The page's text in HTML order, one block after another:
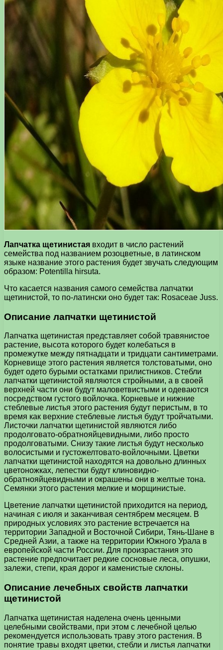
Лапчатка щетинистая входит в число растений
семейства под названием розоцветные, в латинском
языке название этого растения будет звучать следующим
образом: Potentilla hirsuta.
Что касается названия самого семейства лапчатки
щетинистой, то по-латински оно будет так: Rosaceae Juss.
Описание лапчатки щетинистой
Лапчатка щетинистая представляет собой травянистое
растение, высота которого будет колебаться в
промежутке между пятнадцати и тридцати сантиметрами.
Корневище этого растения является толстоватыми, оно
будет одето бурыми остатками прилистников. Стебли
лапчатки щетинистой являются стройными, а в своей
верхней части они будут маловетвистыми и одеваются
посредством густого войлочка. Корневые и нижние
стеблевые листья этого растения будут перистым, в то
время как верхние стеблевые листья будут тройчатыми.
Листочки лапчатки щетинистой являются либо
продолговато-обратнояйцевидными, либо просто
продолговатыми. Снизу такие листья будут несколько
волосистыми и густожелтовато-войлочными. Цветки
лапчатки щетинистой находятся на довольно длинных
цветоножках, лепестки будут клиновидно-
обратнояйцевидными и окрашены они в желтые тона.
Семянки этого растения мелкие и морщинистые.
Цветение лапчатки щетинистой приходится на период,
начиная с июля и заканчивая сентябрем месяцем. В
природных условиях это растение встречается на
территории Западной и Восточной Сибири, Тянь-Шане в
Средней Азии, а также на территории Южного Урала в
европейской части России. Для произрастания это
растение предпочитает редкие сосновые леса, опушки,
залежи, степи, края дорог и каменистые склоны.
Описание лечебных свойств лапчатки
щетинистой
Лапчатка щетинистая наделена очень ценными
целебными свойствами, при этом с лечебной целью
рекомендуется использовать траву этого растения. В
понятие травы входят цветки, стебли и листья лапчатки